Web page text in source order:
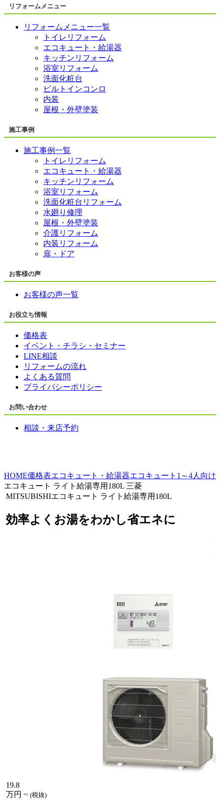
リフォームメニュー
リフォームメニュー一覧
トイレリフォーム
エコキュート・給湯器
キッチンリフォーム
浴室リフォーム
洗面化粧台
ビルトインコンロ
内装
屋根・外壁塗装
施工事例
施工事例一覧
トイレリフォーム
エコキュート・給湯器
キッチンリフォーム
浴室リフォーム
洗面化粧台リフォーム
水廻り修理
屋根・外壁塗装
介護リフォーム
内装リフォーム
扉・ドア
お客様の声
お客様の声一覧
お役立ち情報
価格表
イベント・チラシ・セミナー
LINE相談
リフォームの流れ
よくある質問
プライバシーポリシー
お問い合わせ
相談・来店予約
HOME価格表エコキュート・給湯器エコキュート 1～4人向け
エコキュート ライト給湯専用180L 三菱
MITSUBISHIエコキュート ライト給湯専用180L
効率よくお湯をわかし省エネに
19.8
万円~ (税抜)